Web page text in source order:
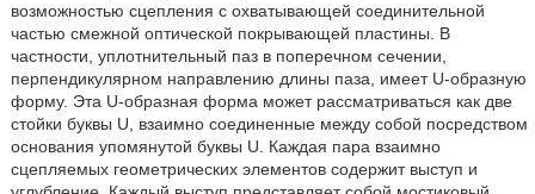
возможностью сцепления с охватывающей соединительной
частью смежной оптической покрывающей пластины. В
частности, уплотнительный паз в поперечном сечении,
перпендикулярном направлению длины паза, имеет U-образную
форму. Эта U-образная форма может рассматриваться как две
стойки буквы U, взаимно соединенные между собой посредством
основания упомянутой буквы U. Каждая пара взаимно
сцепляемых геометрических элементов содержит выступ и